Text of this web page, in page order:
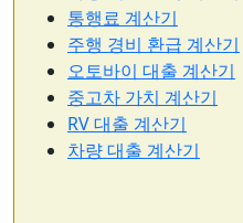
통행료 계산기
주행 경비 환급 계산기
오토바이 대출 계산기
중고차 가치 계산기
RV 대출 계산기
차량 대출 계산기